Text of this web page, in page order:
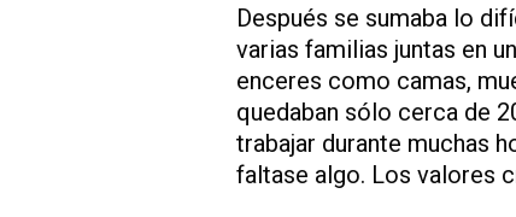
Después se sumaba lo
varias familias juntas en
enceres como camas,
quedaban sólo cerca de
trabajar durante muchas
faltase algo. Los valores